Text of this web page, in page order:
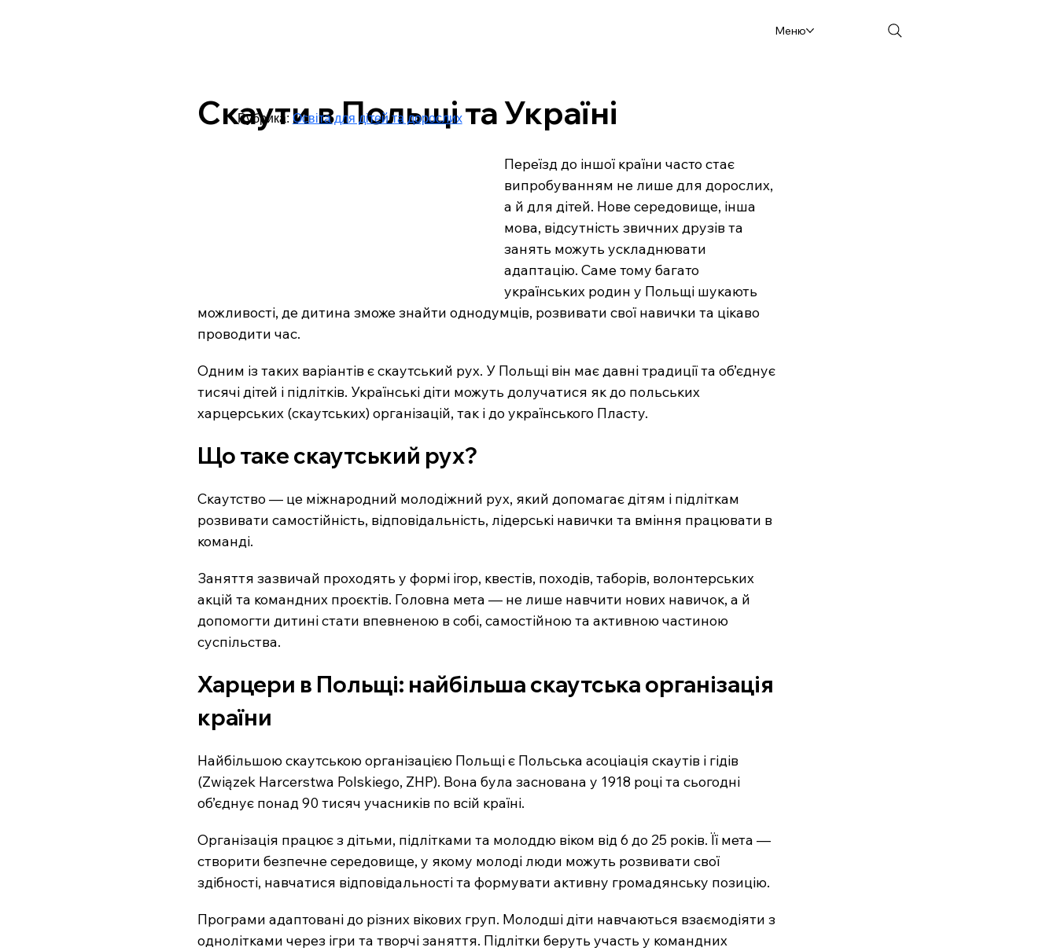
Меню
Скаути в Польщі та Україні
Переїзд до іншої країни часто стає
випробуванням не лише для дорослих,
а й для дітей. Нове середовище, інша
мова, відсутність звичних друзів та
занять можуть ускладнювати
адаптацію. Саме тому багато
українських родин у Польщі шукають
можливості, де дитина зможе знайти однодумців, розвивати свої навички та цікаво
проводити час.
Одним із таких варіантів є скаутський рух. У Польщі він має давні традиції та об’єднує
тисячі дітей і підлітків. Українські діти можуть долучатися як до польських
харцерських (скаутських) організацій, так і до українського Пласту.
Що таке скаутський рух?
Скаутство — це міжнародний молодіжний рух, який допомагає дітям і підліткам
розвивати самостійність, відповідальність, лідерські навички та вміння працювати в
команді.
Заняття зазвичай проходять у формі ігор, квестів, походів, таборів, волонтерських
акцій та командних проєктів. Головна мета — не лише навчити нових навичок, а й
допомогти дитині стати впевненою в собі, самостійною та активною частиною
суспільства.
Харцери в Польщі: найбільша скаутська організація
країни
Найбільшою скаутською організацією Польщі є Польська асоціація скаутів і гідів
(Związek Harcerstwa Polskiego, ZHP). Вона була заснована у 1918 році та сьогодні
об’єднує понад 90 тисяч учасників по всій країні.
Організація працює з дітьми, підлітками та молоддю віком від 6 до 25 років. Її мета —
створити безпечне середовище, у якому молоді люди можуть розвивати свої
здібності, навчатися відповідальності та формувати активну громадянську позицію.
Програми адаптовані до різних вікових груп. Молодші діти навчаються взаємодіяти з
однолітками через ігри та творчі заняття. Підлітки беруть участь у командних
Рубрика: Освіта для дітей та дорослих